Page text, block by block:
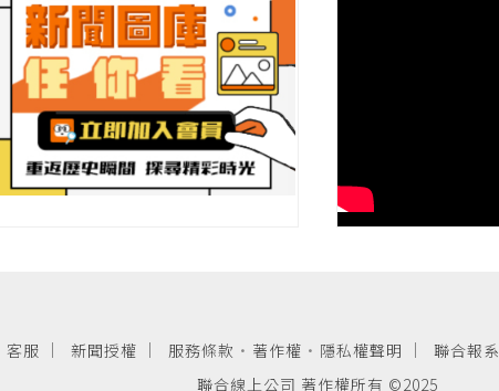
客服 新聞授權 服務條款 · 著作權 · 隱私權聲明 聯合報系
聯合線上公司 著作權所有 ©2025